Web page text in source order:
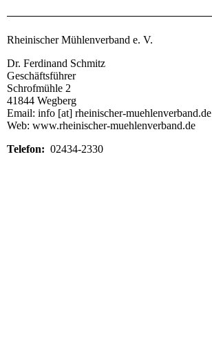
Rheinischer Mühlenverband e. V.
Dr. Ferdinand Schmitz
Geschäftsführer
Schrofmühle 2
41844 Wegberg
Email: info [at] rheinischer-muehlenverband.de
Web: www.rheinischer-muehlenverband.de
Telefon: 02434-2330